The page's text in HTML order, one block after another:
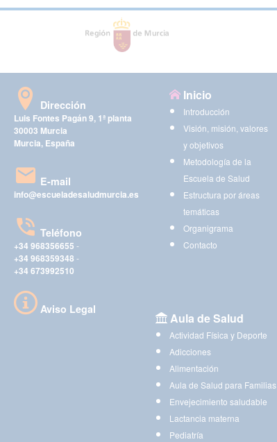
Dirección
Luis Fontes Pagán 9, 1ª planta
30003 Murcia
Murcia, España
E-mail
info@escueladesaludmurcia.es
Teléfono
+34 968356655 -
+34 968359348 -
+34 673992510
Aviso Legal
Inicio
Introducción
Visión, misión, valores
y objetivos
Metodología de la
Escuela de Salud
Estructura por áreas
temáticas
Organigrama
Contacto
Aula de Salud
Actividad Física y Deporte
Adicciones
Alimentación
Aula de Salud para Familias
Envejecimiento saludable
Lactancia materna
Pediatría